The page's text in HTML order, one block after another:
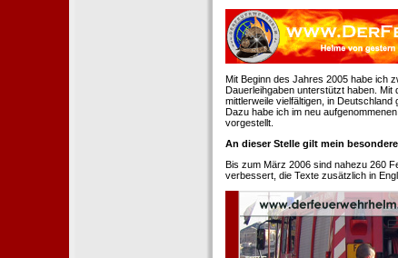
Mit Beginn des Jahres 2005 habe ich
Dauerleihgaben unterstützt haben.
mittlerweile vielfältigen, in Deutschland
Dazu habe ich im neu
vorgestellt.
An dieser Stelle gilt mein
Bis zum März 2006 sind nahezu 260
verbessert, die Texte zusätzlich in